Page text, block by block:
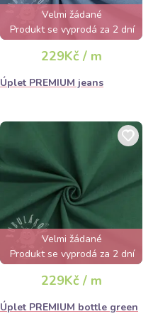
Velmi žádané
Produkt se vyprodá za 2 dní
229Kč / m
Úplet PREMIUM jeans
Velmi žádané
Produkt se vyprodá za 2 dní
229Kč / m
Úplet PREMIUM bottle green